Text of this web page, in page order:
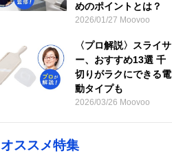
めのポイントとは？
2026/01/27 Moovoo
〈プロ解説〉スライサ
ー、おすすめ13選 千
切りがラクにできる電
動タイプも
2026/03/26 Moovoo
オススメ特集